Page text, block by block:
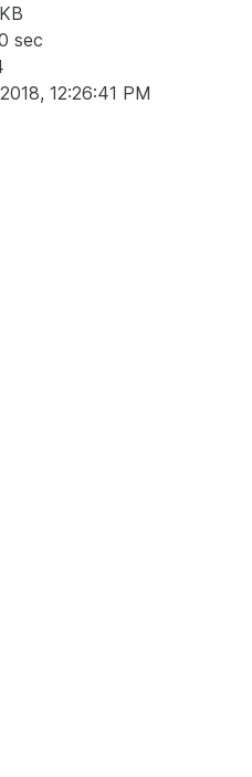
sec
12:26:41 PM